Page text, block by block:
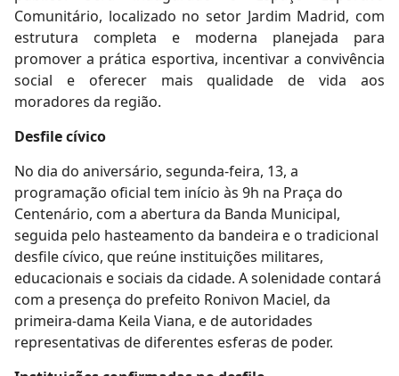
Comunitário, localizado no setor Jardim Madrid, com
estrutura completa e moderna planejada para
promover a prática esportiva, incentivar a convivência
social e oferecer mais qualidade de vida aos
moradores da região.
Desfile cívico
No dia do aniversário, segunda-feira, 13, a
programação oficial tem início às 9h na Praça do
Centenário, com a abertura da Banda Municipal,
seguida pelo hasteamento da bandeira e o tradicional
desfile cívico, que reúne instituições militares,
educacionais e sociais da cidade. A solenidade contará
com a presença do prefeito Ronivon Maciel, da
primeira-dama Keila Viana, e de autoridades
representativas de diferentes esferas de poder.